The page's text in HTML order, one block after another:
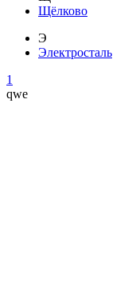
Щёлково
Э
Электросталь
1
qwe